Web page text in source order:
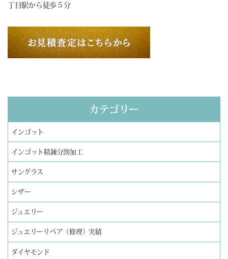
丁目駅から徒歩５分
カテゴリー
インゴット
インゴット精錬分割加工
サングラス
シザー
ジュエリー
ジュエリーリペア（修理）実績
ダイヤモンド